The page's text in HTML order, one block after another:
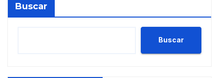
Buscar
Buscar